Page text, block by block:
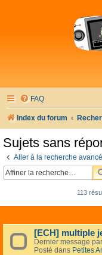
FAQ
Index du forum
Sujets sans
Aller à la recherche
113
[ECH] multiple
Dernier message par
Posté dans Petites